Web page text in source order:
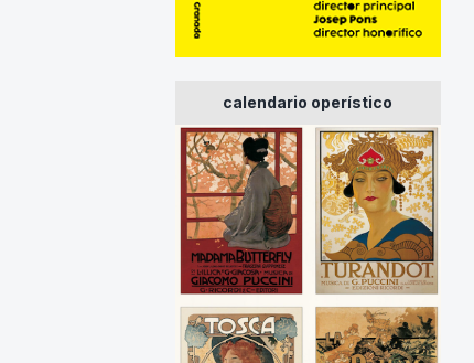
calendario operístico